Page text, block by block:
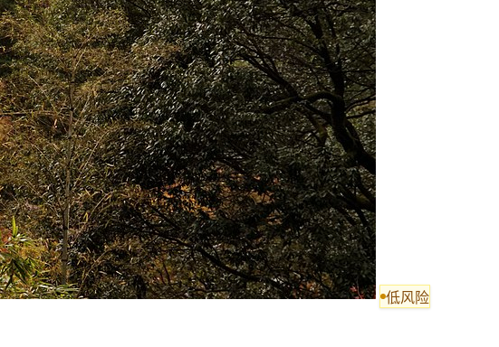
低风险